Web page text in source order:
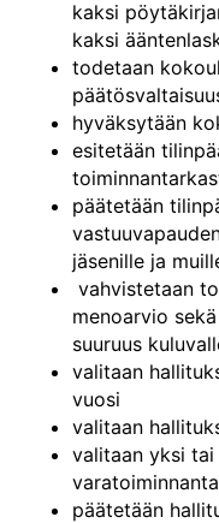
kaksi
kaksi
todetaan
hyväksytään
esitetään
päätetään
jäsenille ja
vahvistetaan
menoarvio
suuruus
valitaan
vuosi
valitaan
valitaan yksi
päätetään